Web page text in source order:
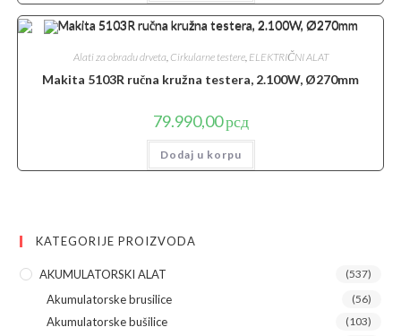
Alati za obradu drveta Cirkularne testere, ELEKTRIČNI ALAT
Makita 5103R ručna kružna testera, 2.100W, Ø270mm
79.990,00рсд
Dodaj u korpu
KATEGORIJE PROIZVODA
AKUMULATORSKI ALAT (537)
Akumulatorske brusilice (56)
Akumulatorske bušilice (103)